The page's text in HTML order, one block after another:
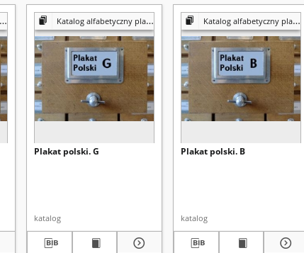
Katalog alfabetyczny plakatów
Plakat polski. G
katalog
Katalog alfabetyczny plakatów
Plakat polski. B
katalog